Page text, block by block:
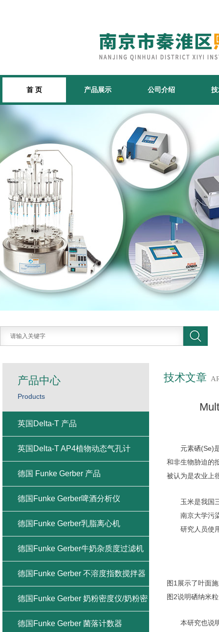
首 页 产品展示 公司介绍
技术文章
元素硒(Se)
和非生物胁迫的
被认为是农业上
玉米是我国
南京大学污
研究人员使
图1展示了叶面
图2说明硒纳米
本研究也说
产品中心
Products
英国Delta-T 产品
英国Delta-T AP4植物动态气孔计
德国 Funke Gerber 产品
德国Funke Gerber啤酒分析仪
德国Funke Gerber乳脂离心机
德国Funke Gerber牛奶杂质度过滤机
德国Funke Gerber 不溶度指数搅拌器
德国Funke Gerber 奶粉密度仪/奶粉密
度计
德国Funke Gerber 菌落计数器